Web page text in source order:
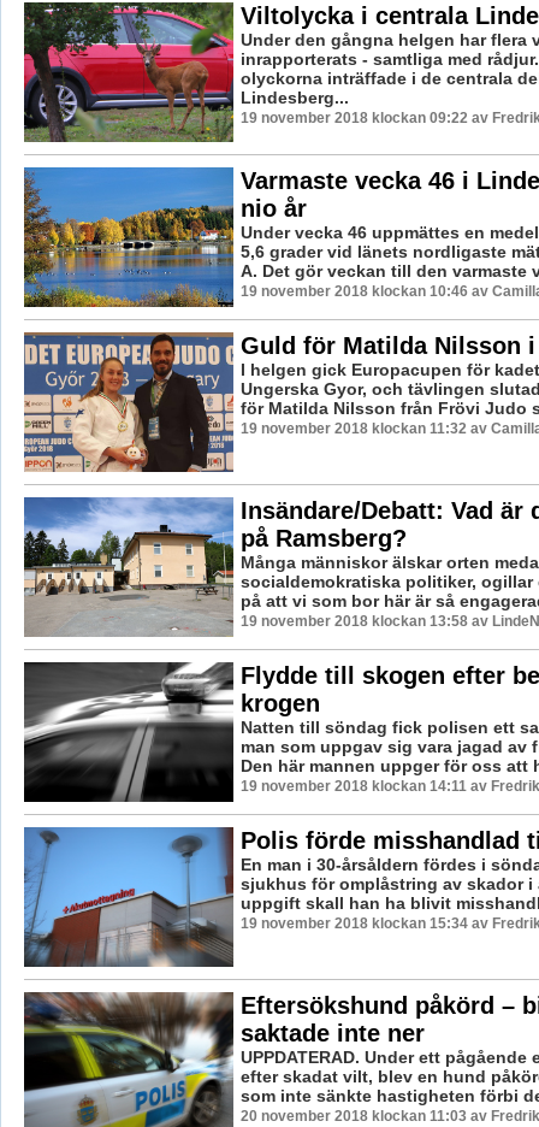
Viltolycka i centrala
Under den gångna helgen har flera
inrapporterats - samtliga med
olyckorna inträffade i de centrala
Lindesberg...
19 november 2018 klockan 09:22 av
Varmaste vecka 46 i
nio år
Under vecka 46 uppmättes en
5,6 grader vid länets nordligaste
A. Det gör veckan till den varmaste
19 november 2018 klockan 10:46 av
Guld för Matilda Nilsson i
I helgen gick Europacupen för
Ungerska Gyor, och tävlingen
för Matilda Nilsson från Frövi Judo
19 november 2018 klockan 11:32 av
Insändare/Debatt: Vad är
på Ramsberg?
Många människor älskar orten
socialdemokratiska politiker, ogillar
på att vi som bor här är så
19 november 2018 klockan 13:58 av
Flydde till skogen efter
krogen
Natten till söndag fick polisen ett
man som uppgav sig vara jagad av
Den här mannen uppger för oss att
19 november 2018 klockan 14:11 av
Polis förde misshandlad
En man i 30-årsåldern fördes i
sjukhus för omplåstring av skador i
uppgift skall han ha blivit
19 november 2018 klockan 15:34 av
Eftersökshund påkörd –
saktade inte ner
UPPDATERAD. Under ett pågående
efter skadat vilt, blev en hund
som inte sänkte hastigheten förbi
20 november 2018 klockan 11:03 av